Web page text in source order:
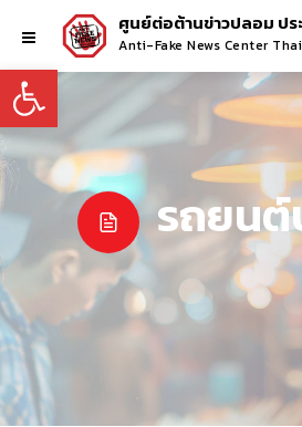
Open toolbar
ศูนย์ต่อต้านข่าวปลอม ปร
Anti-Fake News Center
รถยน